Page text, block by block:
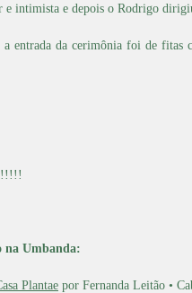
intimista e depois o Rodrigo
entrada da cerimônia foi de fitas
na Umbanda:
Plantae por Fernanda Leitão •